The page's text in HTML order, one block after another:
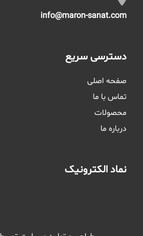
info@maron-sanat.com
دسترسی سریع
صفحه اصلی
تماس با ما
محصولات
درباره ما
نماد الکترونیک